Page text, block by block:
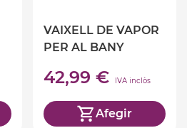
VAIXELL DE VAPOR
PER AL BANY
42,99 € IVA inclòs
Afegir